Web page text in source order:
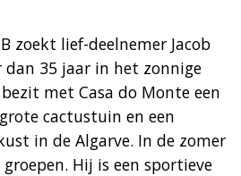
zoekt lief-deelnemer Jacob
dan 35 jaar in het zonnige
met Casa do Monte een
cactustuin en een
in de Algarve. In de zomer
Hij is een sportieve